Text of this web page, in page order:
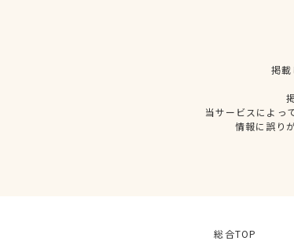
掲
当サービスによっ
情報に誤り
総合TOP